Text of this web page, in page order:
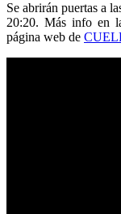
Se abrirán puertas a
20:20. Más info en
página web de